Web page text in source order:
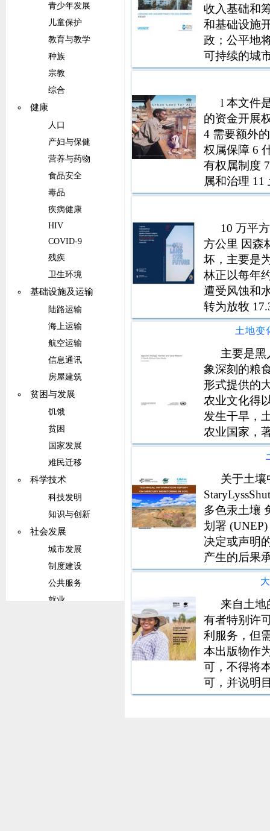
青少年发展
儿童保护
教育与教学
种族
宗教
综合
健康
人口
产妇与保健
营养与药物
食品安全
毒品
疾病健康
HIV
COVID-9
残疾
卫生环境
基础设施及运输
陆路运输
海上运输
航空运输
信息通讯
房屋建筑
贫困与发展
饥饿
贫困
国家发展
难民迁移
科学技术
科技发明
知识与创新
社会发展
城市发展
制度建设
公共服务
就业
收入基础和
和基础设施
政；公平地
可持续的城
包，包括读
地增值税、
l 本文件
的资金开展
4 需要额外
权属保障 6
有权属制度
属和治理 11
者 13 土地
10 万平
方公里 因森
坏，主要是
林正以每年
遭受风蚀和
转为放牧
增加，农村
多的土地遭
土地变
主要是黑
象深刻的粮
形式提供的
农业文化得
发生干旱，
农业国家，
说，当时农
关于土壤
多色汞土壤
划署
决定或声明
产生的后果
对任何伤害
取行动的人
来自土地
有者特别许
利服务，但
本出版物作
可，不得将
可，并说明
Nairobi,